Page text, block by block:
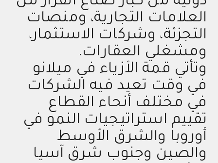
العلامات التجارية، ومنصات
التجزئة، وشركات الاستثمار،
ومشغلي العقارات.
وتأتي قمة الأزياء في ميلانو
في وقت تعيد فيه الشركات
في مختلف أنحاء القطاع
تقييم استراتيجيات النمو في
أوروبا والشرق الأوسط
والصين وجنوب شرق آسيا